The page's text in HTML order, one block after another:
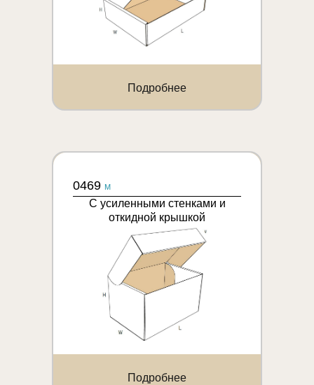
Подробнее
0469 M
С усиленными стенками и
откидной крышкой
Подробнее